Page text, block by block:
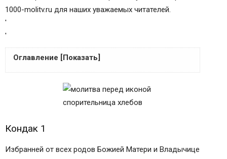
1000-molitv.ru для наших уважаемых читателей.
'
'
Оглавление [Показать]
Кондак 3
Икос 3
Кондак 1
Избранней от всех родов Божией Матери и Владычице